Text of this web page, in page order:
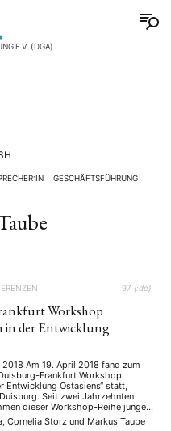
E.V. (DGA)
GESCHÄFTSFÜHRUNG
97 {:de}
Workshop
der Entwicklung
Am 19. April 2018 fand zum
Frankfurt Workshop
Entwicklung Ostasiens“ statt,
Seit zwei Jahrzehnten
dieser Workshop-Reihe junge
die institutionenökonomische
um aktuelle Fragestellungen der
Cornelia Storzund Markus Taube